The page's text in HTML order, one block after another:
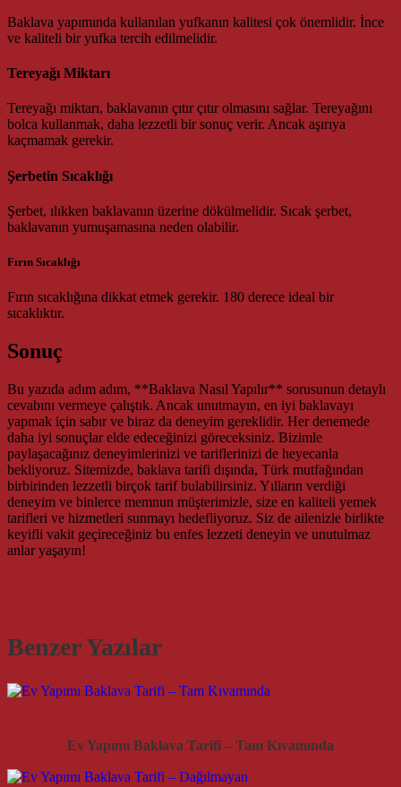
Baklava yapımında kullanılan yufkanın kalitesi çok önemlidir. İnce
ve kaliteli bir yufka tercih edilmelidir.
Tereyağı Miktarı
Tereyağı miktarı, baklavanın çıtır çıtır olmasını sağlar. Tereyağını
bolca kullanmak, daha lezzetli bir sonuç verir. Ancak aşırıya
kaçmamak gerekir.
Şerbetin Sıcaklığı
Şerbet, ılıkken baklavanın üzerine dökülmelidir. Sıcak şerbet,
baklavanın yumuşamasına neden olabilir.
Fırın Sıcaklığı
Fırın sıcaklığına dikkat etmek gerekir. 180 derece ideal bir
sıcaklıktır.
Sonuç
Bu yazıda adım adım, **Baklava Nasıl Yapılır** sorusunun detaylı
cevabını vermeye çalıştık. Ancak unutmayın, en iyi baklavayı
yapmak için sabır ve biraz da deneyim gereklidir. Her denemede
daha iyi sonuçlar elde edeceğinizi göreceksiniz. Bizimle
paylaşacağınız deneyimlerinizi ve tariflerinizi de heyecanla
bekliyoruz. Sitemizde, baklava tarifi dışında, Türk mutfağından
birbirinden lezzetli birçok tarif bulabilirsiniz. Yılların verdiği
deneyim ve binlerce memnun müşterimizle, size en kaliteli yemek
tarifleri ve hizmetleri sunmayı hedefliyoruz. Siz de ailenizle birlikte
keyifli vakit geçireceğiniz bu enfes lezzeti deneyin ve unutulmaz
anlar yaşayın!
Benzer Yazılar
Ev Yapımı Baklava Tarifi – Tam Kıvamında